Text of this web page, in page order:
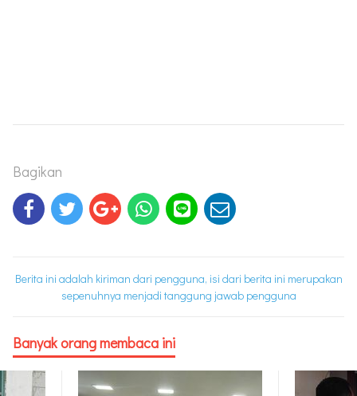
Bagikan
Berita ini adalah kiriman dari pengguna, isi dari berita ini merupakan
sepenuhnya menjadi tanggung jawab pengguna
Banyak orang membaca ini